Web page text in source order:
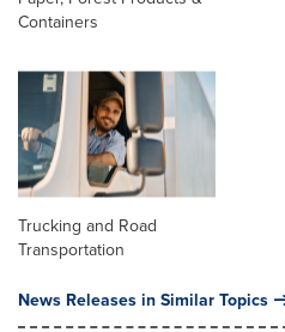
Containers
Trucking and Road
Transportation
News Releases in Similar Topics